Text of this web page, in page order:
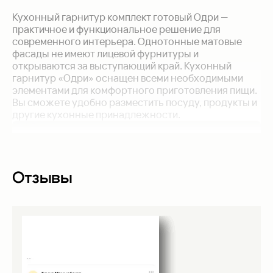
Кухонный гарнитур комплект готовый Одри —
практичное и функциональное решение для
современного интерьера. Однотонные матовые
фасады не имеют лицевой фурнитуры и
открываются за выступающий край. Кухонный
гарнитур «Одри» оснащен всеми необходимыми
элементами для комфортного приготовления пищи.
Вы сможете удобно разместить посуду, продукты и
другие кухонные принадлежности.
Накладные мебельные петли
Отзывы